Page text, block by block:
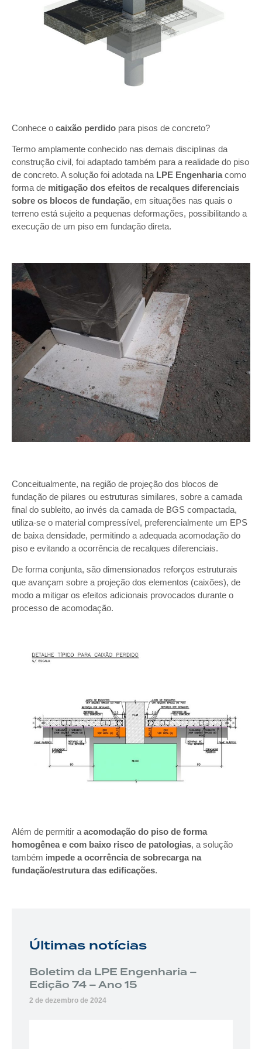
Conhece o caixão perdido para pisos de concreto?
Termo amplamente conhecido nas demais disciplinas da
construção civil, foi adaptado também para a realidade do piso
de concreto. A solução foi adotada na LPE Engenhariacomo
forma de mitigação dos efeitos de recalques diferenciais
sobre os blocos de fundação, em situações nas quais o
terreno está sujeito a pequenas deformações, possibilitando a
execução de um piso em fundação direta.
Conceitualmente, na região de projeção dos blocos de
fundação de pilares ou estruturas similares, sobre a camada
final do subleito, ao invés da camada de BGS compactada,
utiliza-se o material compressível, preferencialmente um EPS
de baixa densidade, permitindo a adequada acomodação do
piso e evitando a ocorrência de recalques diferenciais.
De forma conjunta, são dimensionados reforços estruturais
que avançam sobre a projeção dos elementos (caixões), de
modo a mitigar os efeitos adicionais provocados durante o
processo de acomodação.
Além de permitir a acomodação do piso de forma
homogênea e com baixo risco de patologias, a solução
também impede a ocorrência de sobrecarga na
fundação/estrutura das edificações.
Últimas notícias
Boletim da LPE Engenharia –
Edição 74 – Ano 15
2 de dezembro de 2024